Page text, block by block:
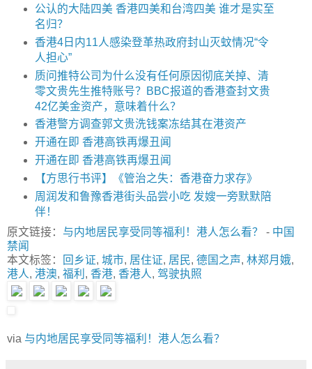
公认的大陆四美 香港四美和台湾四美 谁才是实至
名归？
香港4日内11人感染登革热政府封山灭蚊情况“令
人担心”
质问推特公司为什么没有任何原因彻底关掉、清
零文贵先生推特账号？BBC报道的香港查封文贵
42亿美金资产，意味着什么？
香港警方调查郭文贵洗钱案冻结其在港资产
开通在即 香港高铁再爆丑闻
开通在即 香港高铁再爆丑闻
【方思行书评】《管治之失：香港奋力求存》
周润发和鲁豫香港街头品尝小吃 发嫂一旁默默陪
伴！
原文链接： 与内地居民享受同等福利！港人怎么看？ - 中国
禁闻
本文标签：
回乡证, 城市, 居住证, 居民, 德国之声, 林郑月娥,
港人, 港澳, 福利 , 香港, 香港人, 驾驶执照
via 与内地居民享受同等福利！港人怎么看？